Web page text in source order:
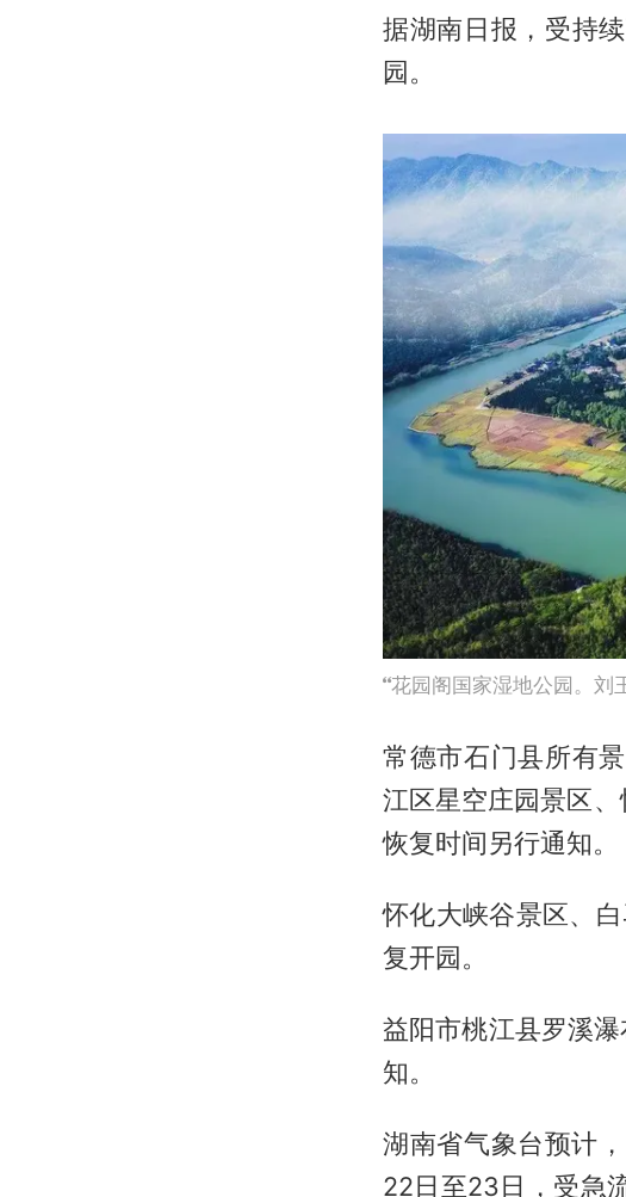
据湖南日报，受持
园。
花园阁国家湿地公园。刘
常德市石门县所有
江区星空庄园景区
恢复时间另行通知。
怀化大峡谷景区、
复开园。
益阳市桃江县罗溪
知。
湖南省气象台预计
22日至23日，受急